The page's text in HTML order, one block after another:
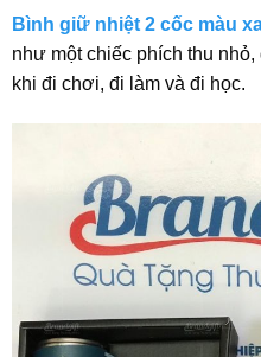
Bình giữ nhiệt 2 cốc màu
như một chiếc phích thu
khi đi chơi, đi làm và đi học.